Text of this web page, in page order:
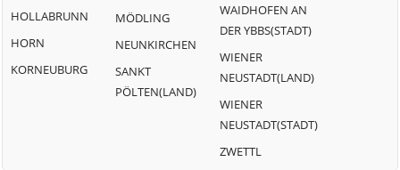
HOLLABRUNN
HORN
KORNEUBURG
MÖDLING
NEUNKIRCHEN
SANKT
PÖLTEN(LAND)
WAIDHOFEN AN
DER YBBS(STADT)
WIENER
NEUSTADT(LAND)
WIENER
NEUSTADT(STADT)
ZWETTL